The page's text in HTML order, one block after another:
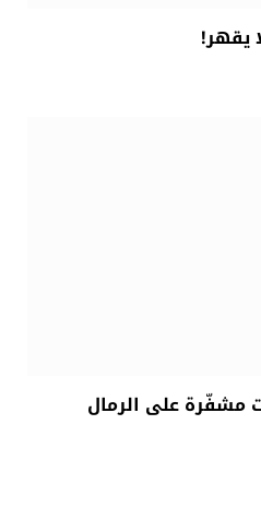
يقهر!
مشفّرة على الرمال